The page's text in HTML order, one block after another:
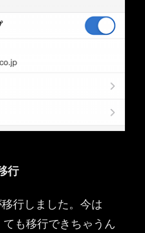
行
行しました。今は
も移行できちゃうん